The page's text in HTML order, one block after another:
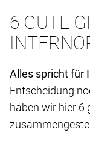
6 GUTE
Alles spricht für
Entscheidung
haben wir hier 6